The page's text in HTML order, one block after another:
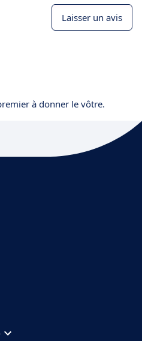
Laisser un avis
à donner le vôtre.